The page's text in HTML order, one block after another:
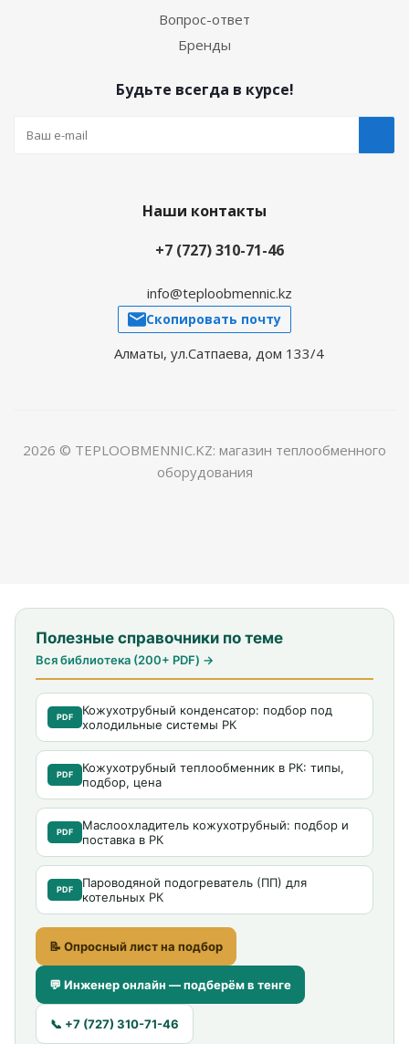
Вопрос-ответ
Бренды
Будьте всегда в курсе!
Наши контакты
+7 (727) 310-71-46
info@teploobmennic.kz
Скопировать почту
Алматы, ул.Сатпаева, дом 133/4
2026 © TEPLOOBMENNIC.KZ: магазин теплообменного
оборудования
Полезные справочники по теме
Вся библиотека (200+ PDF) →
PDF
Кожухотрубный конденсатор: подбор под
холодильные системы РК
PDF
Кожухотрубный теплообменник в РК: типы,
подбор, цена
PDF
Маслоохладитель кожухотрубный: подбор и
поставка в РК
PDF
Пароводяной подогреватель (ПП) для
котельных РК
📝 Опросный лист на подбор
💬 Инженер онлайн — подберём в тенге
📞 +7 (727) 310-71-46